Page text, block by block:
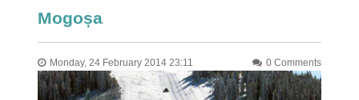
Mogoșa
Monday, 24 February 2014 23:11 0 Comments